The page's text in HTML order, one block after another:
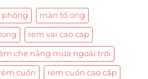
phòng màn tổ ong
rem vai cao cap
che nắng mưa ngoài trời
cuốn rèm cuốn cao cấp